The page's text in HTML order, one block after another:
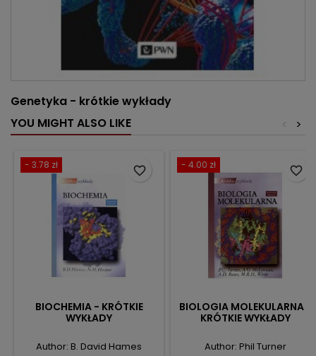
Genetyka - krótkie wykłady
YOU MIGHT ALSO LIKE
>
<
- 3.78 zł
BIOCHEMIA - KRÓTKIE
WYKŁADY
Author: B. David Hames
favorite_border - 4.00 zł
BIOLOGIA MOLEKULARNA -
KRÓTKIE WYKŁADY
Author: Phil Turner
favorite_border